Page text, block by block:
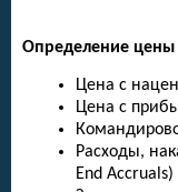
Определение цены
Цена с
Цена с
Расходы,
End Accruals)